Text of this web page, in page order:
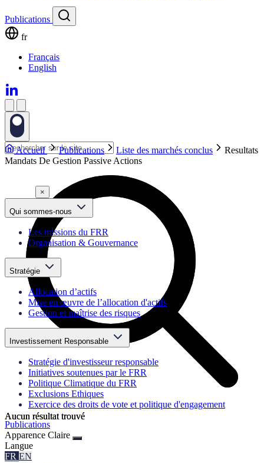
Publications
fr
Français
English
Aucun résultat trouvé
Aucun résultat trouvé
Accueil Publications Liste des marchés conclus
Resultats
Mandats De Gestion Passive Actions
×
Qui sommes-nous
Les missions du FRR
Organisation & Gouvernance
Stratégie
Allocation d’actifs
Mise en œuvre de l’allocation d'actifs
Gestion et maîtrise des risques
Investissement Responsable
Stratégie d'investisseur responsable
Initiatives soutenues par le FRR
Politique Climatique du FRR
Exclusions Ethiques
Exercice des droits de vote et politique d'engagement
Publications
Apparence Claire
Langue
FR EN